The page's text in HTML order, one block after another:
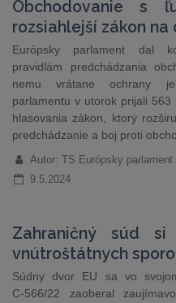
Obchodovanie s
rozsiahlejší zákon
Európsky parlament dal
pravidlám predchádzania
nemu vrátane ochrany
parlamentu v utorok prijali
hlasovania zákon, ktorý
predchádzanie a boj proti
Autor: TS Európsky parlament
9.5.2024
Zahraničný súd
vnútroštátnych
Súdny dvor EU sa vo
C‑566/22 zaoberal